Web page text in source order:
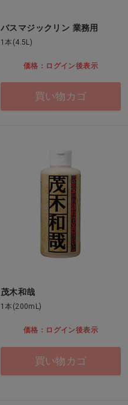
バスマジックリン 業務用
1本(4.5L)
価格：ログイン後表示
買い物カゴ
茂木和哉
1本(200mL)
価格：ログイン後表示
買い物カゴ